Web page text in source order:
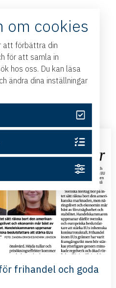
näringspolitisk chef
frihandel och goda
om cookies
att förbättra din
för att samla in
hos oss. Du kan läsa
ändra dina inställningar